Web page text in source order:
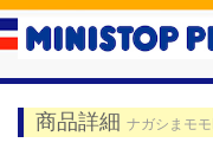
商品詳細 ナガシまモ